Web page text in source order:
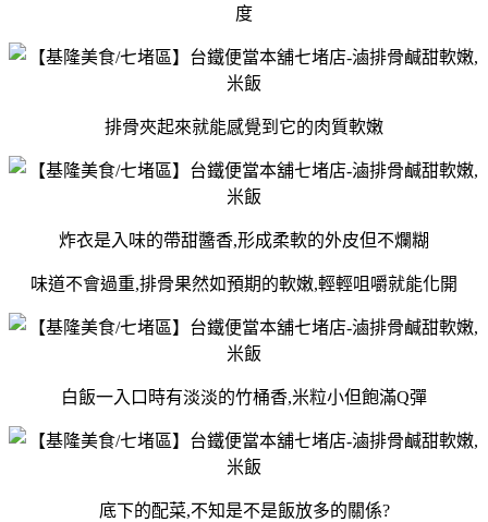
度
排骨夾起來就能感覺到它的肉質軟嫩
炸衣是入味的帶甜醬香,形成柔軟的外皮但不爛糊
味道不會過重,排骨果然如預期的軟嫩,輕輕咀嚼就能化開
白飯一入口時有淡淡的竹桶香,米粒小但飽滿Q彈
底下的配菜,不知是不是飯放多的關係?